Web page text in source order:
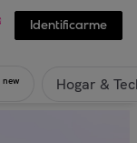
Identificarme
new Hogar &